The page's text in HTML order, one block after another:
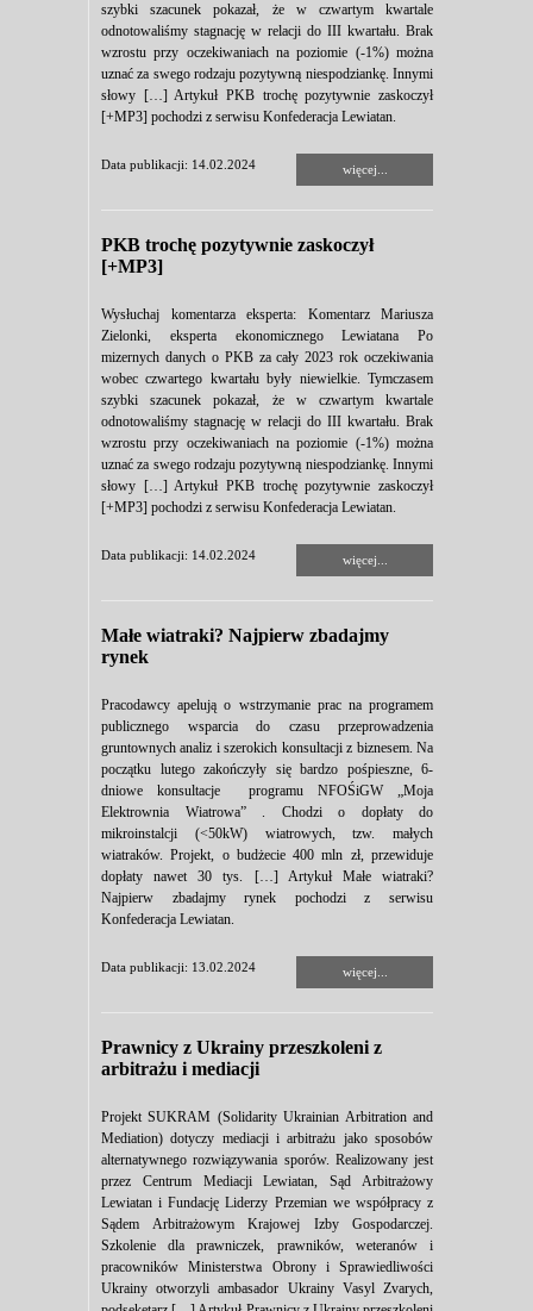
szybki szacunek pokazał, że w czwartym kwartale
odnotowaliśmy stagnację w relacji do III kwartału. Brak
wzrostu przy oczekiwaniach na poziomie (-1%) można
uznać za swego rodzaju pozytywną niespodziankę. Innymi
słowy […] Artykuł PKB trochę pozytywnie zaskoczył
[+MP3] pochodzi z serwisu Konfederacja Lewiatan.
Data publikacji: 14.02.2024 więcej...
PKB trochę pozytywnie zaskoczył
[+MP3]
Wysłuchaj komentarza eksperta: Komentarz Mariusza
Zielonki, eksperta ekonomicznego Lewiatana Po
mizernych danych o PKB za cały 2023 rok oczekiwania
wobec czwartego kwartału były niewielkie. Tymczasem
szybki szacunek pokazał, że w czwartym kwartale
odnotowaliśmy stagnację w relacji do III kwartału. Brak
wzrostu przy oczekiwaniach na poziomie (-1%) można
uznać za swego rodzaju pozytywną niespodziankę. Innymi
słowy […] Artykuł PKB trochę pozytywnie zaskoczył
[+MP3] pochodzi z serwisu Konfederacja Lewiatan.
Data publikacji: 14.02.2024 więcej...
Małe wiatraki? Najpierw zbadajmy
rynek
Pracodawcy apelują o wstrzymanie prac na programem
publicznego wsparcia do czasu przeprowadzenia
gruntownych analiz i szerokich konsultacji z biznesem. Na
początku lutego zakończyły się bardzo pośpieszne, 6-
dniowe konsultacje programu NFOŚiGW „Moja
Elektrownia Wiatrowa” . Chodzi o dopłaty do
mikroinstalcji (<50kW) wiatrowych, tzw. małych
wiatraków. Projekt, o budżecie 400 mln zł, przewiduje
dopłaty nawet 30 tys. […] Artykuł Małe wiatraki?
Najpierw zbadajmy rynek pochodzi z serwisu
Konfederacja Lewiatan.
Data publikacji: 13.02.2024 więcej...
Prawnicy z Ukrainy przeszkoleni z
arbitrażu i mediacji
Projekt SUKRAM (Solidarity Ukrainian Arbitration and
Mediation) dotyczy mediacji i arbitrażu jako sposobów
alternatywnego rozwiązywania sporów. Realizowany jest
przez Centrum Mediacji Lewiatan, Sąd Arbitrażowy
Lewiatan i Fundację Liderzy Przemian we współpracy z
Sądem Arbitrażowym Krajowej Izby Gospodarczej.
Szkolenie dla prawniczek, prawników, weteranów i
pracowników Ministerstwa Obrony i Sprawiedliwości
Ukrainy otworzyli ambasador Ukrainy Vasyl Zvarych,